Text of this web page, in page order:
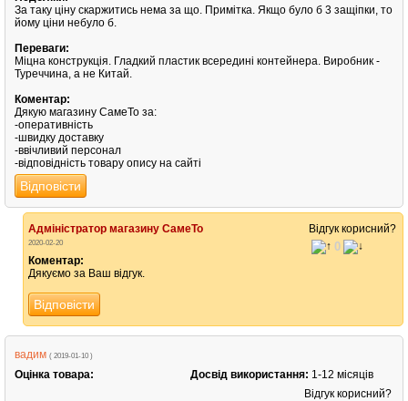
За таку ціну скаржитись нема за що. Примітка. Якщо було б 3 защіпки, то
йому ціни небуло б.
Переваги:
Міцна конструкція. Гладкий пластик всередині контейнера. Виробник -
Туреччина, а не Китай.
Коментар:
Дякую магазину СамеТо за:
-оперативність
-швидку доставку
-ввічливий персонал
-відповідність товару опису на сайті
Відповісти
Адміністратор магазину СамеТо
2020-02-20
Відгук корисний?
0
Коментар:
Дякуємо за Ваш відгук.
Відповісти
вадим ( 2019-01-10 )
Оцінка товара: Досвід використання: 1-12 місяців
Відгук корисний?